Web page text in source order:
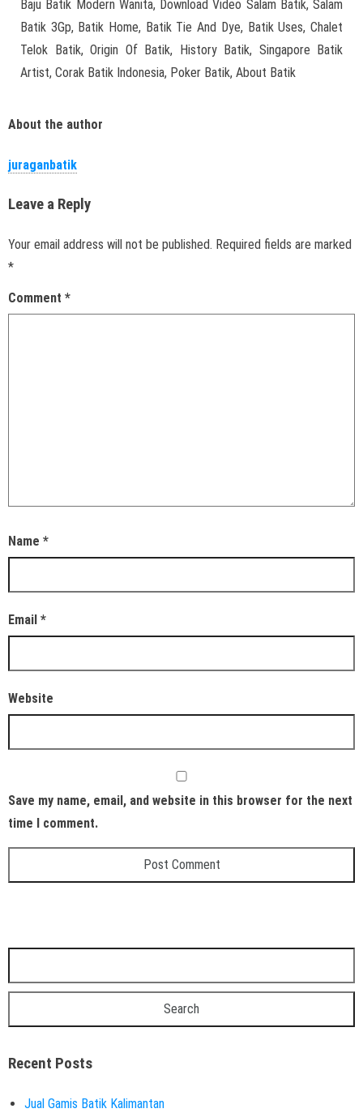
Baju Batik Modern Wanita, Download Video Salam Batik, Salam
Batik 3Gp, Batik Home, Batik Tie And Dye, Batik Uses, Chalet
Telok Batik, Origin Of Batik, History Batik, Singapore Batik
Artist, Corak Batik Indonesia, Poker Batik, About Batik
About the author
juraganbatik
Leave a Reply
Your email address will not be published. Required fields are marked
*
Comment *
Name *
Email *
Website
Save my name, email, and website in this browser for the next
time I comment.
Recent Posts
Jual Gamis Batik Kalimantan